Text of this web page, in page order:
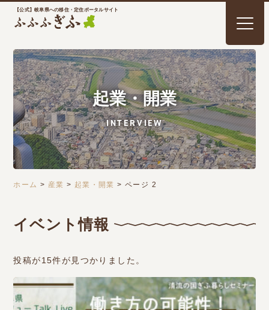
【公式】岐阜県への移住・定住ポータルサイト
起業・開業
INTERVIEW
ホーム > 産業 > 起業・開業 >ページ 2
イベント情報
投稿が15件が見つかりました。